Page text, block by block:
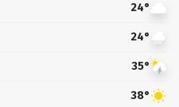
24°
24°
35°
38°